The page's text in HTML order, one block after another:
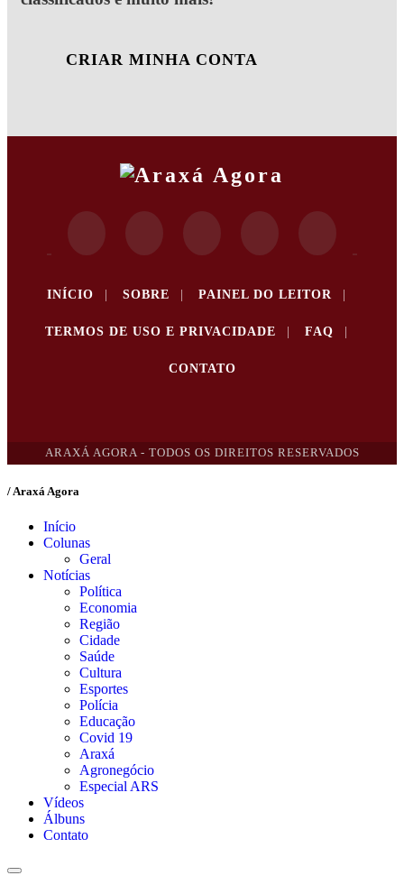
CRIAR MINHA CONTA
INÍCIO | SOBRE | PAINEL DO LEITOR |
TERMOS DE USO E PRIVACIDADE | FAQ |
CONTATO
ARAXÁ AGORA - TODOS OS DIREITOS RESERVADOS
/ Araxá Agora
Início
Colunas
Geral
Notícias
Política
Economia
Região
Cidade
Saúde
Cultura
Esportes
Polícia
Educação
Covid 19
Araxá
Agronegócio
Especial ARS
Vídeos
Álbuns
Contato